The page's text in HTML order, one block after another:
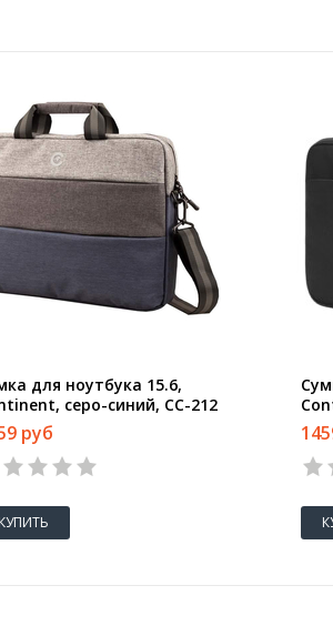
для ноутбука 15.6,
серо-синий, CC-212
руб
КУПИТЬ